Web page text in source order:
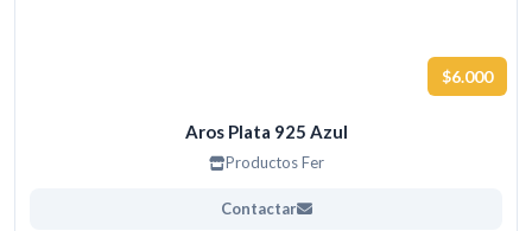
$6.000
Aros Plata 925 Azul
Productos Fer
Contactar